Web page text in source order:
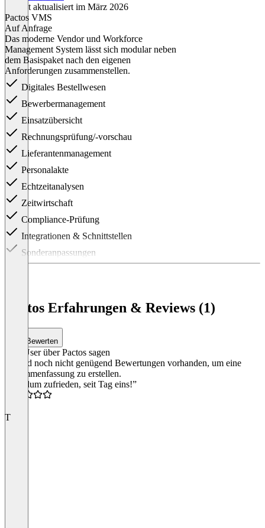
Zuletzt aktualisiert im März 2026
Pactos VMS
Auf Anfrage
Das moderne Vendor und Workforce
Management System lässt sich modular neben
dem Basispaket nach den eigenen
Anforderungen zusammenstellen.
Digitales Bestellwesen
Bewerbermanagement
Einsatzübersicht
Rechnungsprüfung/-vorschau
Lieferantenmanagement
Personalakte
Echtzeitanalysen
Zeitwirtschaft
Compliance-Prüfung
Integrationen & Schnittstellen
Sonderanpassungen
Pactos Erfahrungen & Reviews (1)
Bewerten
Was User über Pactos sagen
Es sind noch nicht genügend Bewertungen vorhanden, um eine
Zusammenfassung zu erstellen.
“Rundum zufrieden, seit Tag eins!”
T